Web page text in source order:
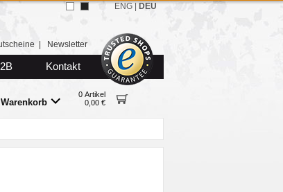
Newsletter
Kontakt
Warenkorb
0 Artikel
0,00 €
ENG DEU